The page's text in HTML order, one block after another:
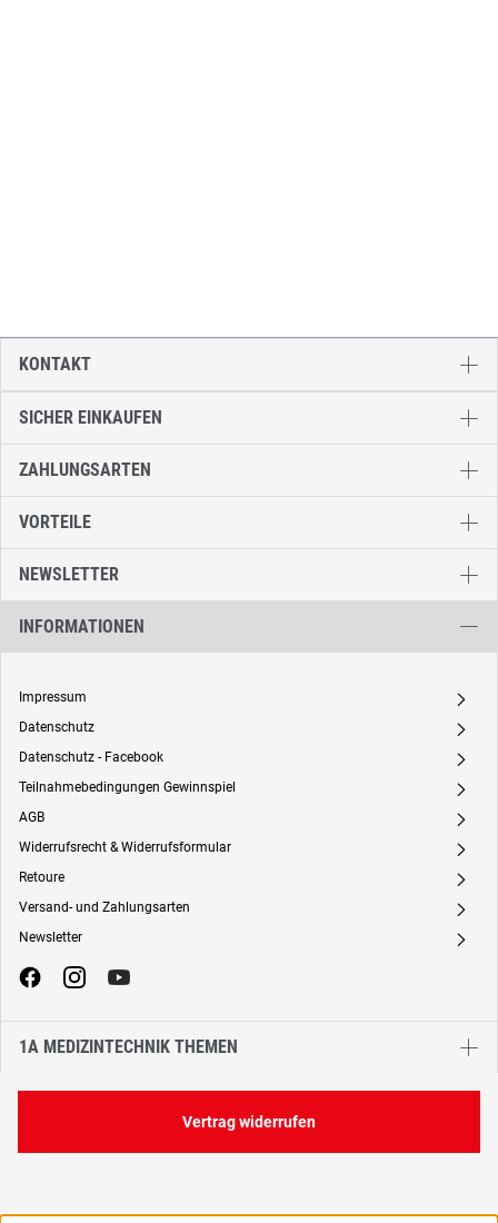
SICHER EINKAUFEN
ZAHLUNGSARTEN
VORTEILE
NEWSLETTER
INFORMATIONEN
Impressum A
Datenschutz A
Datenschutz - Facebook A
Teilnahmebedingungen Gewinnspiel A
AGB A
Widerrufsrecht & Widerrufsformular A
Retoure A
Versand- und Zahlungsarten A
Newsletter A
1A MEDIZINTECHNIK THEMEN
KONTAKT
Vertrag widerrufen